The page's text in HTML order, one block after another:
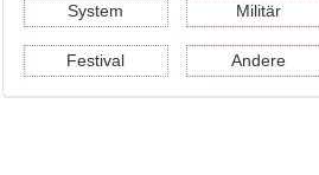
System Militär
Festival Andere